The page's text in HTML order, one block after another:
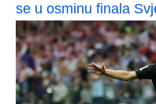
se u osminu finala